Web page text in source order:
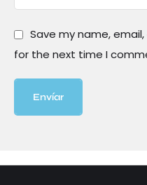
Save my name,
for the next time I
Envíar